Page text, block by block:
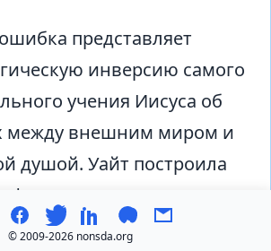
представляет
инверсию самого
учения Иисуса об
между внешним миром и
душой. Уайт построила
на том самом
© 2009-2026 nonsda.org